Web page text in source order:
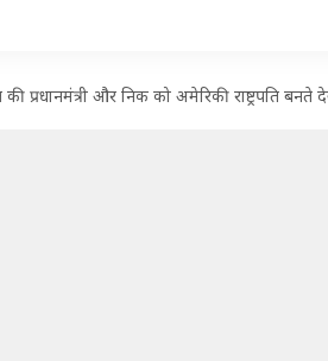
प्रधानमंत्री और निक को अमेरिकी राष्ट्रपति बनते